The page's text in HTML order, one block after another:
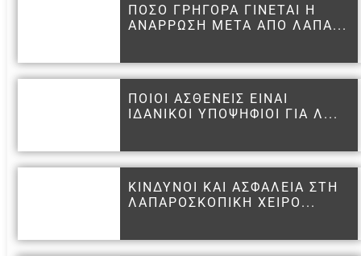
ΠΟΣΟ ΓΡΗΓΟΡΑ ΓΙΝΕΤΑΙ Η
ΑΝΑΡΡΩΣΗ ΜΕΤΑ ΑΠΟ ΛΑΠΑ...
ΠΟΙΟΙ ΑΣΘΕΝΕΙΣ ΕΙΝΑΙ
ΙΔΑΝΙΚΟΙ ΥΠΟΨΗΦΙΟΙ ΓΙΑ Λ...
ΚΙΝΔΥΝΟΙ ΚΑΙ ΑΣΦΑΛΕΙΑ ΣΤΗ
ΛΑΠΑΡΟΣΚΟΠΙΚΗ ΧΕΙΡΟ...